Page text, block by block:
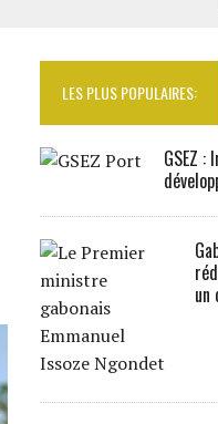
LES PLUS POPULAIRES:
GSEZ
un